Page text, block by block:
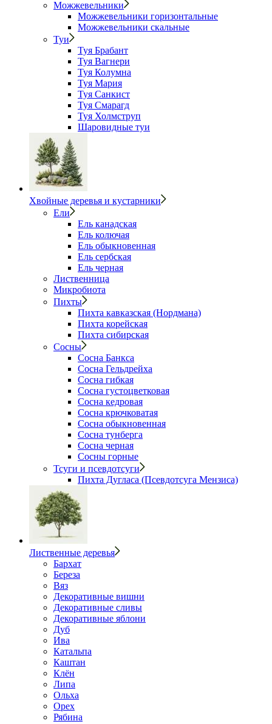
Можжевельники
Можжевельники горизонтальные
Можжевельники скальные
Туи
Туя Брабант
Туя Вагнери
Туя Колумна
Туя Мария
Туя Санкист
Туя Смарагд
Туя Холмструп
Шаровидные туи
Хвойные деревья и кустарники
Ели
Ель канадская
Ель колючая
Ель обыкновенная
Ель сербская
Ель черная
Лиственница
Микробиота
Пихты
Пихта кавказская (Нордмана)
Пихта корейская
Пихта сибирская
Сосны
Сосна Банкса
Сосна Гельдрейха
Сосна гибкая
Сосна густоцветковая
Сосна кедровая
Сосна крючковатая
Сосна обыкновенная
Сосна тунберга
Сосна черная
Сосны горные
Тсуги и псевдотсуги
Пихта Дугласа (Псевдотсуга Мензиса)
Лиственные деревья
Бархат
Береза
Вяз
Декоративные вишни
Декоративные сливы
Декоративные яблони
Дуб
Ива
Катальпа
Каштан
Клён
Липа
Ольха
Орех
Рябина